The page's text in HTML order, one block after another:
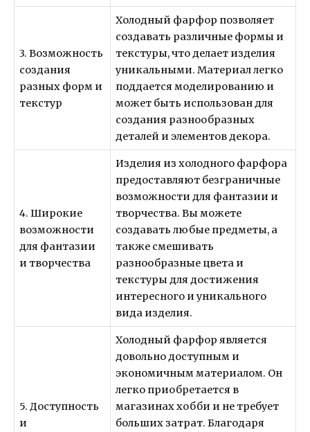
3. Возможность
создания
разных форм и
текстур
Холодный фарфор позволяет
создавать различные формы и
текстуры, что делает изделия
уникальными. Материал легко
поддается моделированию и
может быть использован для
создания разнообразных
деталей и элементов декора.
4. Широкие
возможности
для фантазии
и творчества
Изделия из холодного фарфора
предоставляют безграничные
возможности для фантазии и
творчества. Вы можете
создавать любые предметы, а
также смешивать
разнообразные цвета и
текстуры для достижения
интересного и уникального
вида изделия.
5. Доступность
и
Холодный фарфор является
довольно доступным и
экономичным материалом. Он
легко приобретается в
магазинах хобби и не требует
больших затрат. Благодаря